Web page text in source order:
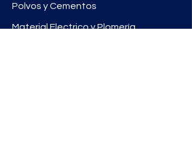
Polvos y Cementos
Material Electrico y Plomería